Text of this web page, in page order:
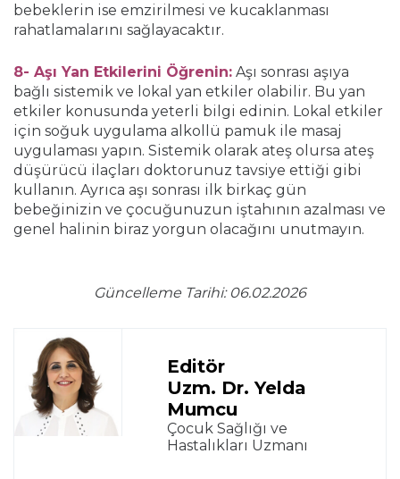
bebeklerin ise emzirilmesi ve kucaklanması
rahatlamalarını sağlayacaktır.
8- Aşı Yan Etkilerini Öğrenin: Aşı sonrası aşıya
bağlı sistemik ve lokal yan etkiler olabilir. Bu yan
etkiler konusunda yeterli bilgi edinin. Lokal etkiler
için soğuk uygulama alkollü pamuk ile masaj
uygulaması yapın. Sistemik olarak ateş olursa ateş
düşürücü ilaçları doktorunuz tavsiye ettiği gibi
kullanın. Ayrıca aşı sonrası ilk birkaç gün
bebeğinizin ve çocuğunuzun iştahının azalması ve
genel halinin biraz yorgun olacağını unutmayın.
Güncelleme Tarihi: 06.02.2026
Editör
Uzm. Dr. Yelda
Mumcu
Çocuk Sağlığı ve
Hastalıkları Uzmanı